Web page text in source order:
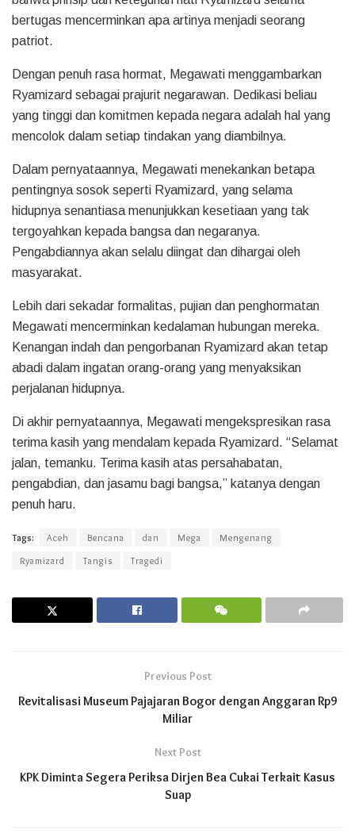
bertugas mencerminkan apa artinya menjadi seorang
patriot.
Dengan penuh rasa hormat, Megawati menggambarkan
Ryamizard sebagai prajurit negarawan. Dedikasi beliau
yang tinggi dan komitmen kepada negara adalah hal yang
mencolok dalam setiap tindakan yang diambilnya.
Dalam pernyataannya, Megawati menekankan betapa
pentingnya sosok seperti Ryamizard, yang selama
hidupnya senantiasa menunjukkan kesetiaan yang tak
tergoyahkan kepada bangsa dan negaranya.
Pengabdiannya akan selalu diingat dan dihargai oleh
masyarakat.
Lebih dari sekadar formalitas, pujian dan penghormatan
Megawati mencerminkan kedalaman hubungan mereka.
Kenangan indah dan pengorbanan Ryamizard akan tetap
abadi dalam ingatan orang-orang yang menyaksikan
perjalanan hidupnya.
Di akhir pernyataannya, Megawati mengekspresikan rasa
terima kasih yang mendalam kepada Ryamizard. “Selamat
jalan, temanku. Terima kasih atas persahabatan,
pengabdian, dan jasamu bagi bangsa,” katanya dengan
penuh haru.
Tags: Aceh Bencana dan Mega
Mengenang
Ryamizard
Tangis Tragedi
Previous Post
Revitalisasi Museum Pajajaran Bogor dengan Anggaran Rp9
Miliar
Next Post
KPK Diminta Segera Periksa Dirjen Bea Cukai Terkait Kasus
Suap